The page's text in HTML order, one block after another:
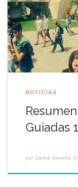
Legado Expo
muchos visitantes
de 2 horas de
NOTICIAS
Guiadas
por Jaime Álvarez